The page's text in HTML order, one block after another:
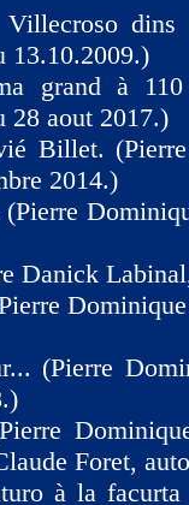
dins
13.10.2009.)
grand à
28 aout 2017.)
Billet.
2014.)
Danick
(Pierre
Foret,
à la